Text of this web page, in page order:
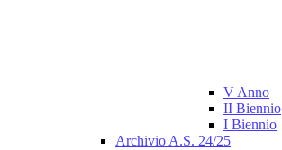
V Anno
II Biennio
I Biennio
Archivio A.S. 24/25